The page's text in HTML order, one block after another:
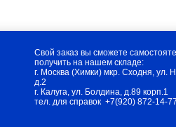
Свой заказ вы сможете
получить на нашем складе:
г. Москва (Химки) мкр. Сходня, ул.
д.2
г. Калуга, ул. Болдина, д.89 корп.1
тел. для справок +7(920) 872-14-77